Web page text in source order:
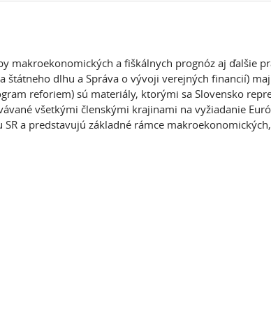
makroekonomických a fiškálnych prognóz aj ďalšie
štátneho dlhu a Správa o vývoji verejných financií)
reforiem) sú materiály, ktorými sa Slovensko
všetkými členskými krajinami na vyžiadanie
a predstavujú základné rámce